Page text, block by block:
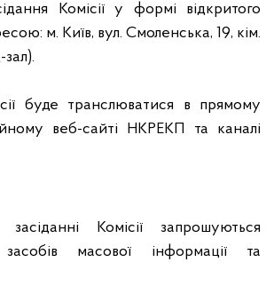
Комісії у формі відкритого
м. Київ, вул. Смоленська, 19, кім.
буде транслюватися в прямому
веб-сайті НКРЕКП та каналі
Комісії запрошуються
засобів масової інформації та